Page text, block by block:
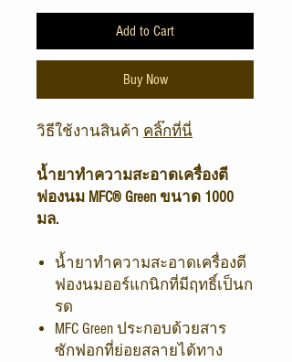
Add to Cart
Buy Now
วิธีใช้งานสินค้า คลิ๊กที่นี่
น้ำยาทำความสะอาดเครื่องตี
ฟองนม MFC® Green ขนาด 1000
มล.
น้ำยาทำความสะอาดเครื่องตี
ฟองนมออร์แกนิกที่มีฤทธิ์เป็นก
รด
MFC Green ประกอบด้วยสาร
ซักฟอกที่ย่อยสลายได้ทาง